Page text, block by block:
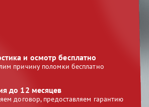
и осмотр бесплатно
причину поломки бесплатно
до 12 месяцев
договор, предоставляем гарантию